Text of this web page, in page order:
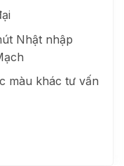
Nhật nhập
màu khác tư vấn